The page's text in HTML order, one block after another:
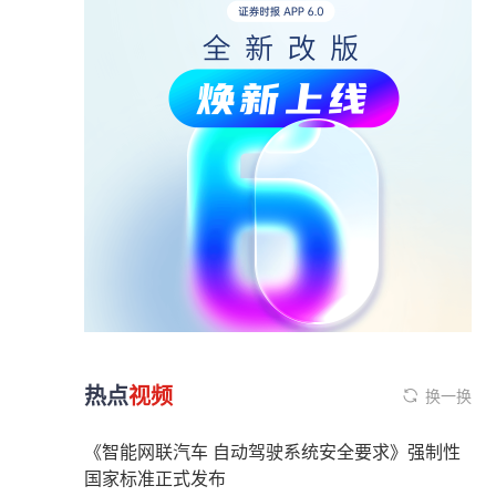
热点视频 换一换
《智能网联汽车 自动驾驶系统安全要求》强制性
国家标准正式发布